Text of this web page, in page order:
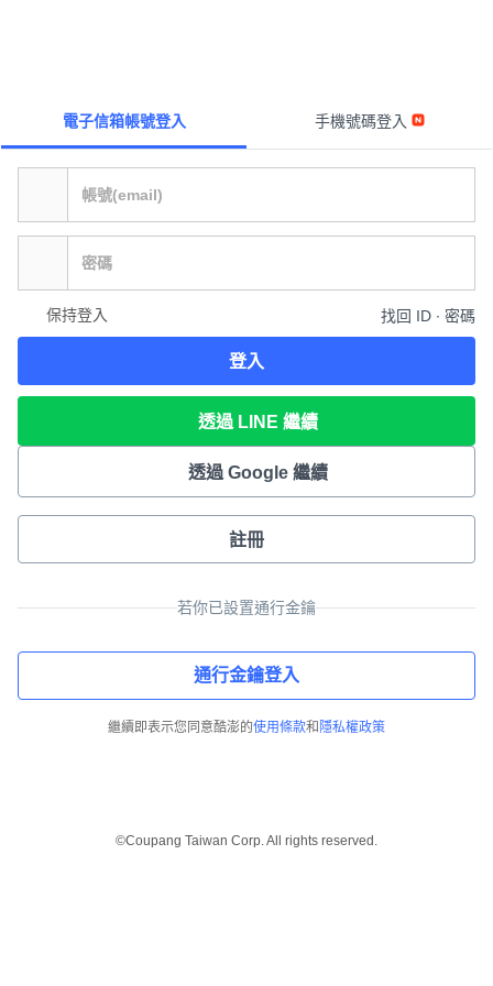
電子信箱帳號登入 手機號碼登入
保持登入 找回 ID ∙ 密碼
登入
透過 LINE 繼續
透過 Google 繼續
註冊
若你已設置通行金鑰
通行金鑰登入
繼續即表示您同意酷澎的使用條款和 隱私權政策
©Coupang Taiwan Corp. All rights reserved.